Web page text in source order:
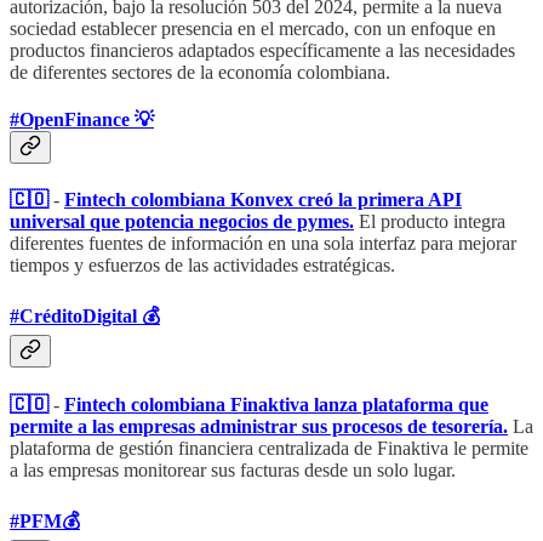
autorización, bajo la resolución 503 del 2024, permite a la nueva
sociedad establecer presencia en el mercado, con un enfoque en
productos financieros adaptados específicamente a las necesidades
de diferentes sectores de la economía colombiana.
#OpenFinance 💡
🇨🇴- Fintech colombiana Konvex creó la primera API
universal que potencia negocios de pymes. El producto integra
diferentes fuentes de información en una sola interfaz para mejorar
tiempos y esfuerzos de las actividades estratégicas.
#CréditoDigital 💰
🇨🇴- Fintech colombiana Finaktiva lanza plataforma que
permite a las empresas administrar sus procesos de tesorería. La
plataforma de gestión financiera centralizada de Finaktiva le permite
a las empresas monitorear sus facturas desde un solo lugar.
#PFM💰